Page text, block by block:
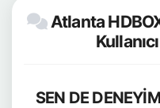
Atlanta
SEN DE